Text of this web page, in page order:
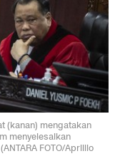
(kanan) mengatakan
menyelesaikan
FOTO/Aprillio